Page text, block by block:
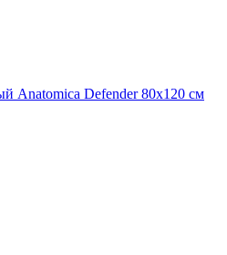
Anatomica Defender 80х120 см